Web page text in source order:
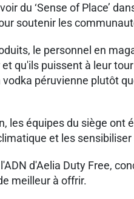
du ‘Sense of Place’
soutenir les
le personnel en
qu'ils puissent à leur
péruvienne plutôt
les équipes du siège
et les
d'Aelia Duty Free,
meilleur à offrir.